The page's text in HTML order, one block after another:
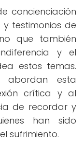
concienciación
y testimonios de
que también
y el
estos temas.
esta
crítica y al
de recordar y
han sido
sufrimiento.